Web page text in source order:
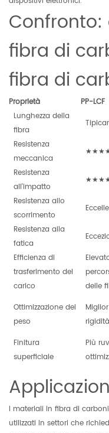
fibra di
fibra di
Proprietà PP-LCF
Lunghezza della
fibra
Resistenza
meccanica
Resistenza
all'impatto
Resistenza allo
scorrimento
Resistenza alla
fatica
Efficienza di
trasferimento del
carico
delle
Ottimizzazione del
peso
Finitura
superficiale
Più
I materiali in fibra di
utilizzati in settori che